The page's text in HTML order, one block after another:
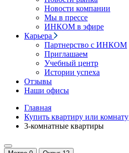
Новости компании
Мы в прессе
ИНКОМ в эфире
Карьера
Партнерство с ИНКОМ
Приглашаем
Учебный центр
Истории успеха
Отзывы
Наши офисы
Главная
Купить квартиру или комнату
3-комнатные квартиры